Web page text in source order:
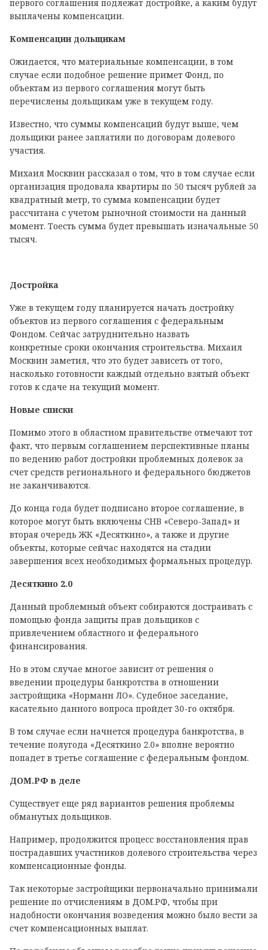
первого соглашения подлежат достройке, а каким будут
выплачены компенсации.
Компенсации дольщикам
Ожидается, что материальные компенсации, в том
случае если подобное решение примет Фонд, по
объектам из первого соглашения могут быть
перечислены дольщикам уже в текущем году.
Известно, что суммы компенсаций будут выше, чем
дольщики ранее заплатили по договорам долевого
участия.
Михаил Москвин рассказал о том, что в том случае если
организация продовала квартиры по 50 тысяч рублей за
квадратный метр, то сумма компенсации будет
рассчитана с учетом рыночной стоимости на данный
момент. Тоесть сумма будет превышать изначальные 50
тысяч.
Достройка
Уже в текущем году планируется начать достройку
объектов из первого соглашения с федеральным
Фондом. Сейчас затруднительно назвать
конкретные сроки окончания строительства. Михаил
Москвин заметил, что это будет зависеть от того,
насколько готовности каждый отдельно взятый объект
готов к сдаче на текущий момент.
Новые списки
Помимо этого в областном правительстве отмечают тот
факт, что первым соглашением перспективные планы
по ведению работ достройки проблемных долевок за
счет средств регионального и федерального бюджетов
не заканчиваются.
До конца года будет подписано второе соглашение, в
которое могут быть включены СНВ «Северо-Запад» и
вторая очередь ЖК «Десяткино», а также и другие
объекты, которые сейчас находятся на стадии
завершения всех необходимых формальных процедур.
Десяткино 2.0
Данный проблемный объект собираются достраивать с
помощью фонда защиты прав дольщиков с
привлечением областного и федерального
финансирования.
Но в этом случае многое зависит от решения о
введении процедуры банкротства в отношении
застройщика «Норманн ЛО». Судебное заседание,
касательно данного вопроса пройдет 30-го октября.
В том случае если начнется процедура банкротства, в
течение полугода «Десяткино 2.0» вполне вероятно
попадет в третье соглашение с федеральным фондом.
ДОМ.РФ в деле
Существует еще ряд вариантов решения проблемы
обманутых дольщиков.
Например, продолжится процесс восстановления прав
пострадавших участников долевого строительства через
компенсационные фонды.
Так некоторые застройщики первоначально принимали
решение по отчислениям в ДОМ.РФ, чтобы при
надобности окончания возведения можно было вести за
счет компенсационных выплат.